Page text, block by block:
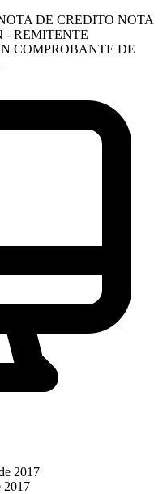
DE CREDITO NOTA
- REMITENTE
COMPROBANTE DE
2017
2017